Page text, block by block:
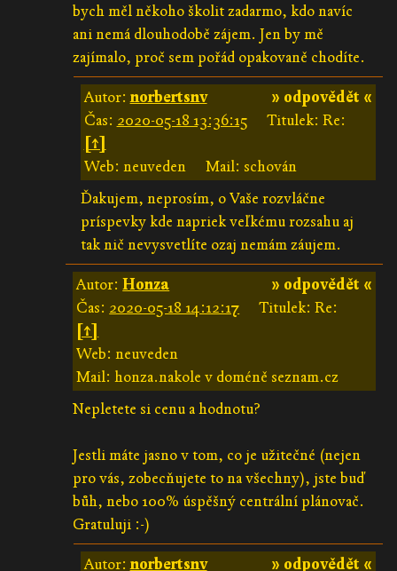
bych měl někoho školit zadarmo, kdo navíc
ani nemá dlouhodobě zájem. Jen by mě
zajímalo, proč sem pořád opakovaně chodíte.
» odpovědět «
Autor:norbertsnv
Čas: 2020-05-18 13:36:15
Titulek: Re:
[↑]
Web: neuveden
Mail: schován
Ďakujem, neprosím, o Vaše rozvláčne
príspevky kde napriek veľkému rozsahu aj
tak nič nevysvetlíte ozaj nemám záujem.
» odpovědět «
Autor:Honza
Čas: 2020-05-18 14:12:17
Titulek: Re:
[↑]
Web: neuveden
Mail: honza.nakole v doméně seznam.cz
Nepletete si cenu a hodnotu?
Jestli máte jasno v tom, co je užitečné (nejen
pro vás, zobecňujete to na všechny), jste buď
bůh, nebo 100% úspěšný centrální plánovač.
Gratuluji :-)
» odpovědět «
Autor:norbertsnv